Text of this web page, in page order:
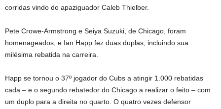
corridas vindo do apaziguador Caleb Thielber.
Pete Crowe-Armstrong e Seiya Suzuki, de Chicago, foram
homenageados, e Ian Happ fez duas duplas, incluindo sua
milésima rebatida na carreira.
Happ se tornou o 37º jogador do Cubs a atingir 1.000 rebatidas
cada – e o segundo rebatedor do Chicago a realizar o feito – com
um duplo para a direita no quarto. O quatro vezes defensor